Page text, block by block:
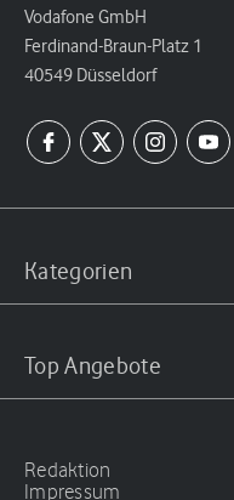
Vodafone GmbH
Ferdinand-Braun-Platz 1
40549 Düsseldorf
Kategorien
Top Angebote
Redaktion
Impressum